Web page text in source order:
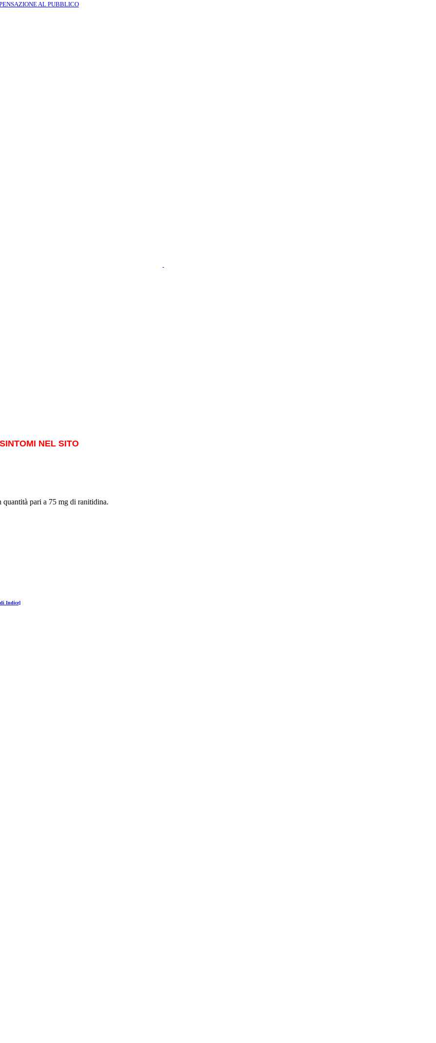
AL PUBBLICO
NEL SITO
pari a 75 mg di ranitidina.
Indice]